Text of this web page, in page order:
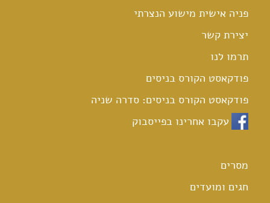
פניה אישית מישוע הנצרתי
יצירת קשר
תרמו לנו
פודקאסט הקורס בניסים
פודקאסט הקורס בניסים: סדרה שניה
עקבו אחרינו בפייסבוק
מסרים
חגים ומועדים